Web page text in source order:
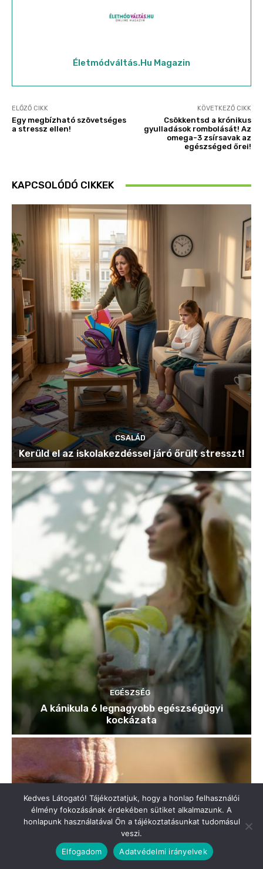
Kedves Látogató! Tájékoztatjuk, hogy a honlap felhasználói
élmény fokozásának érdekében sütiket alkalmazunk. A
honlapunk használatával Ön a tájékoztatásunkat tudomásul
veszi.
Elfogadom
Adatvédelmi irányelvek